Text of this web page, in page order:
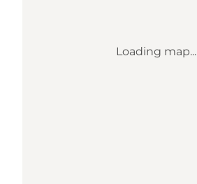
Loading map...